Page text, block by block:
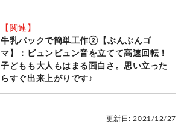
【関連】
牛乳パックで簡単工作②【ぶんぶんゴ
マ】：ビュンビュン音を立てて高速回転！
子どもも大人もはまる面白さ。思い立った
らすぐ出来上がりです♪
更新日: 2021/12/27